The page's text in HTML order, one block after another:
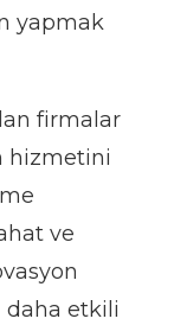
yapmak
firmalar
hizmetini
ve
daha etkili